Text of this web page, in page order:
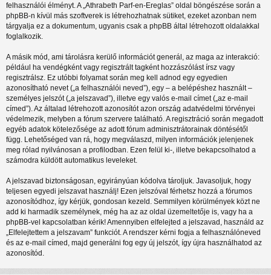
felhasználói élményt. A „Athrabeth Parf-en-Ereglas” oldal böngészése során a
phpBB-n kívül más szoftverek is létrehozhatnak sütiket, ezeket azonban nem
tárgyalja ez a dokumentum, ugyanis csak a phpBB által létrehozott oldalakkal
foglalkozik.
A másik mód, ami tárolásra kerülő információt generál, az maga az interakció:
például ha vendégként vagy regisztrált tagként hozzászólást írsz vagy
regisztrálsz. Ez utóbbi folyamat során meg kell adnod egy egyedien
azonosítható nevet („a felhasználói neved”), egy – a belépéshez használt –
személyes jelszót („a jelszavad”), illetve egy valós e-mail címet („az e-mail
címed”). Az általad létrehozott azonosítót azon ország adatvédelmi törvényei
védelmezik, melyben a fórum szervere található. A regisztráció során megadott
egyéb adatok kötelezősége az adott fórum adminisztrátorainak döntésétől
függ. Lehetőséged van rá, hogy megválaszd, milyen információk jelenjenek
meg rólad nyilvánosan a profilodban. Ezen felül ki-, illetve bekapcsolhatod a
számodra küldött automatikus leveleket.
A jelszavad biztonságosan, egyirányúan kódolva tároljuk. Javasoljuk, hogy
teljesen egyedi jelszavat használj! Ezen jelszóval férhetsz hozzá a fórumos
azonosítódhoz, így kérjük, gondosan kezeld. Semmilyen körülmények közt ne
add ki harmadik személynek, még ha az az oldal üzemeltetője is, vagy ha a
phpBB-vel kapcsolatban kérik! Amennyiben elfelejted a jelszavad, használd az
„Elfelejtettem a jelszavam” funkciót. A rendszer kérni fogja a felhasználóneved
és az e-mail címed, majd generálni fog egy új jelszót, így újra használhatod az
azonosítód.